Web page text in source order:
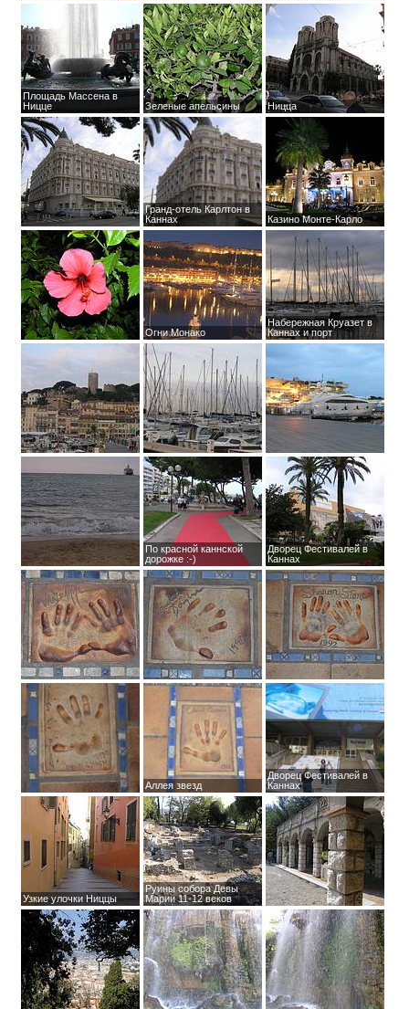
Площадь Массена в
Ницце
Зеленые апельсины Ницца
Гранд-отель Карлтон в
Каннах
Казино Монте-Карло
Огни Монако
Набережная Круазет в
Каннах и порт
По красной каннской
дорожке :-)
Дворец Фестивалей в
Каннах
Аллея звезд
Дворец Фестивалей в
Каннах
Узкие улочки Ниццы
Руины собора Девы
Марии 11-12 веков